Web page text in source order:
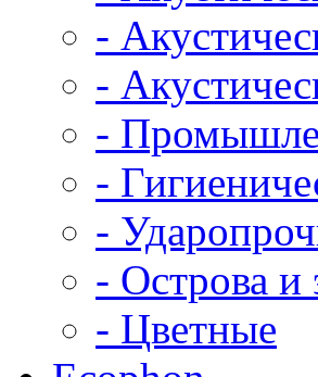
-
-
-
-
-
- Острова и
- Цветные